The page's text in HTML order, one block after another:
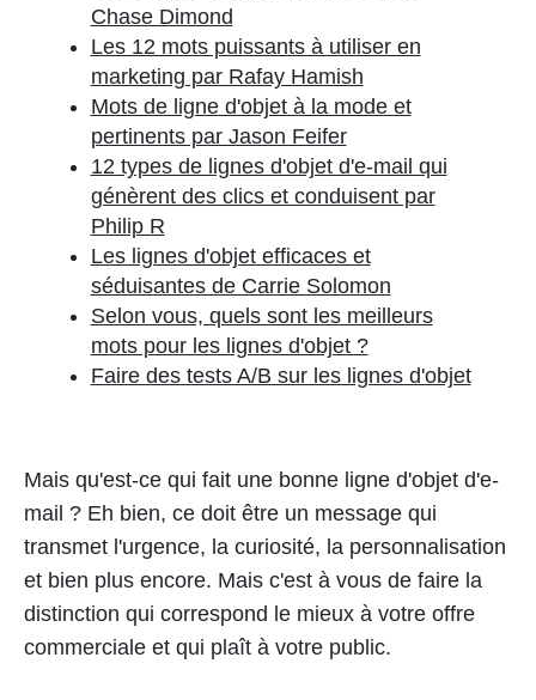
Chase Dimond
Les 12 mots puissants à utiliser en
marketing par Rafay Hamish
Mots de ligne d'objet à la mode et
pertinents par Jason Feifer
12 types de lignes d'objet d'e-mail qui
génèrent des clics et conduisent par
Philip R
Les lignes d'objet efficaces et
séduisantes de Carrie Solomon
Selon vous, quels sont les meilleurs
mots pour les lignes d'objet ?
Faire des tests A/B sur les lignes d'objet
Mais qu'est-ce qui fait une bonne ligne d'objet d'e-
mail ? Eh bien, ce doit être un message qui
transmet l'urgence, la curiosité, la personnalisation
et bien plus encore. Mais c'est à vous de faire la
distinction qui correspond le mieux à votre offre
commerciale et qui plaît à votre public.